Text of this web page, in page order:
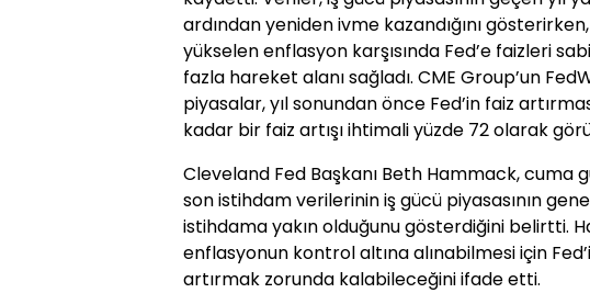
ardından yeniden ivme kazandığını
yükselen enflasyon karşısında Fed’e faizleri
fazla hareket alanı sağladı. CME Group’un
piyasalar, yıl sonundan önce Fed’in faiz
kadar bir faiz artışı ihtimali yüzde 72 olarak
Cleveland Fed Başkanı Beth Hammack, cuma
son istihdam verilerinin iş gücü piyasasının
istihdama yakın olduğunu gösterdiğini belirtti.
enflasyonun kontrol altına alınabilmesi için
artırmak zorunda kalabileceğini ifade etti.